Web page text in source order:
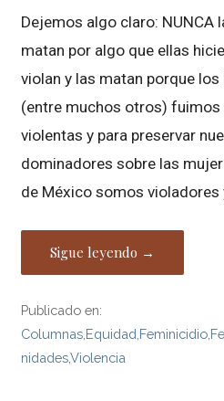
Dejemos algo claro: NUNCA
matan por algo que ellas
violan y las matan porque
(entre muchos otros)
violentas y para preservar
dominadores sobre las
de México somos violadores
Sigue leyendo →
Publicado en:
Columnas Equidad Feminicidio
nidades,Violencia